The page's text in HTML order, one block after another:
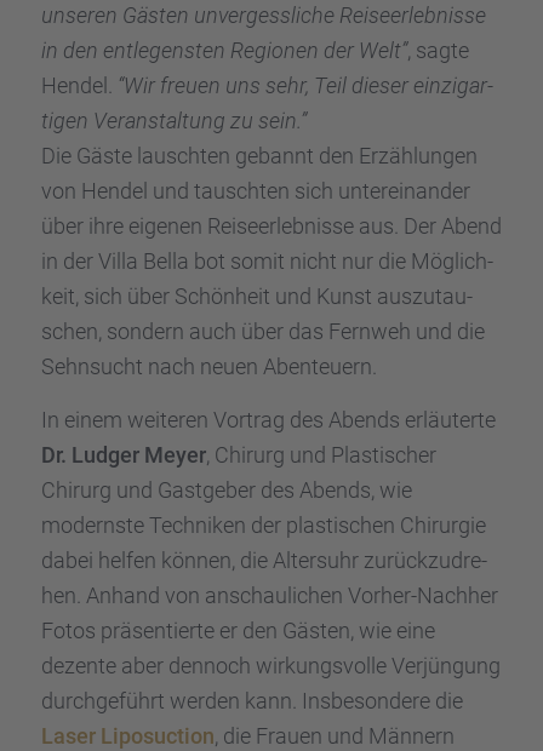
unseren Gästen unver­gess­li­che Reise­er­leb­nisse
in den entle­gens­ten Regio­nen der Welt”, sagte
Hendel.
“Wir freuen uns sehr, Teil dieser einzig­ar­
ti­gen Veran­stal­tung zu sein.”
Die Gäste lausch­ten gebannt den Erzäh­lun­gen
von Hendel und tausch­ten sich unter­ein­an­der
über ihre eigenen Reise­er­leb­nisse aus. Der Abend
in der Villa Bella bot somit nicht nur die Möglich­
keit, sich über Schön­heit und Kunst auszu­tau­
schen, sondern auch über das Fernweh und die
Sehnsucht nach neuen Abenteu­ern.
In einem weite­ren Vortrag des Abends erläu­terte
Dr. Ludger Meyer, Chirurg und Plasti­scher
Chirurg und Gastge­ber des Abends, wie
modernste Techni­ken der plasti­schen Chirur­gie
dabei helfen können, die Alters­uhr zurück­zu­dre­
hen. Anhand von anschau­li­chen Vorher-Nachher
Fotos präsen­tierte er den Gästen, wie eine
dezente aber dennoch wirkungs­volle Verjün­gung
durch­ge­führt werden kann. Insbe­son­dere die
Laser Liposuc­tion, die Frauen und Männern